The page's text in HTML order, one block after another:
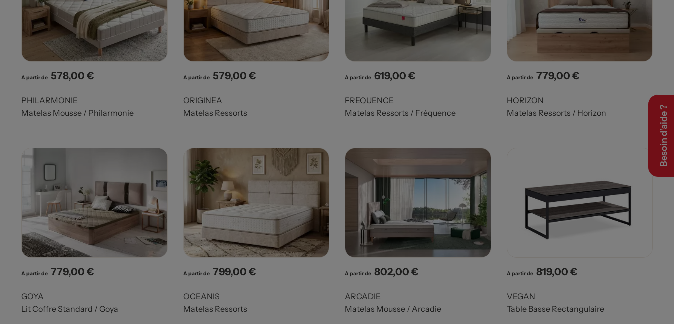
A partir de Prix
578,00 €
PHILARMONIE
Matelas Mousse / Philarmonie
A partir de Prix
579,00 €
ORIGINEA
Matelas Ressorts
A partir de Prix
619,00 €
FREQUENCE
Matelas Ressorts / Fréquence
A partir de Prix
779,00 €
HORIZON
Matelas Ressorts / Horizon
A partir de Prix
779,00 €
GOYA
Lit Coffre Standard / Goya
A partir de Prix
799,00 €
OCEANIS
Matelas Ressorts
A partir de Prix
802,00 €
ARCADIE
Matelas Mousse / Arcadie
A partir de Prix
819,00 €
VEGAN
Table Basse Rectangulaire
Besoin d’aide ?